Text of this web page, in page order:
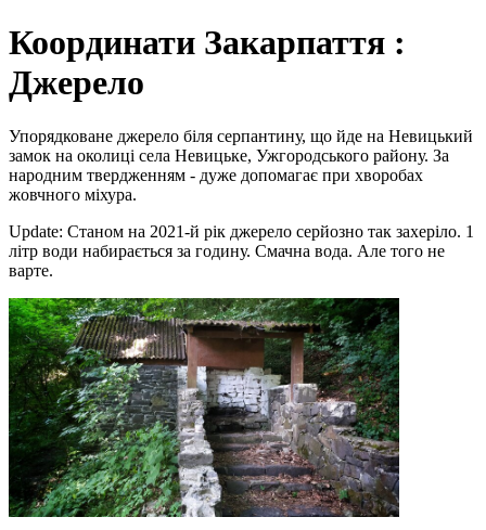
Координати Закарпаття :
Джерело
Упорядковане джерело біля серпантину, що йде на Невицький
замок на околиці села Невицьке, Ужгородського району. За
народним твердженням - дуже допомагає при хворобах
жовчного міхура.
Update: Станом на 2021-й рік джерело серйозно так захеріло. 1
літр води набирається за годину. Смачна вода. Але того не
варте.